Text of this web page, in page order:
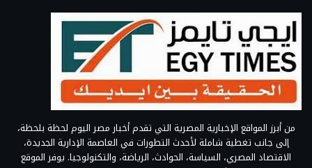
من أبرز المواقع الإخبارية المصرية التي تقدم أخبار مصر اليوم لحظة بلحظة،
إلى جانب تغطية شاملة لأحدث التطورات في العاصمة الإدارية الجديدة،
الاقتصاد المصري، السياسة، الحوادث، الرياضة، والتكنولوجيا. يوفر الموقع